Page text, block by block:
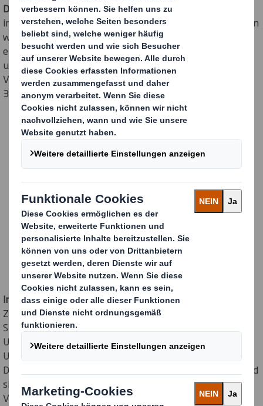
DS Smithwurde in den 1940er Jahren als Kartonhersteller
in East London, Großbritannien, gegründet. Seitdem haben
wir uns zu einem Anbieter von Komplettlösungen
einschließlich Recycling und Papierherstellung entwickelt
und sind zu einem führenden Anbieter von nachhaltigen
Verpackungen in Europa geworden. Heute sind wir in über
30 Ländern tätig.
International Paperwurde 1898 als Papier- und
Zellstoffunternehmen im Nordosten der Vereinigten
Staaten gegründet und bestand aus einer Reihe kleinerer
Unternehmen. In den vergangenen 125 Jahren hat das
Unternehmen zahlreiche Veränderungen,
Diversifizierungen und Neuausrichtungen durchlaufen und
sich zu einem weltweit führenden
Verpackungsunternehmen entwickelt.